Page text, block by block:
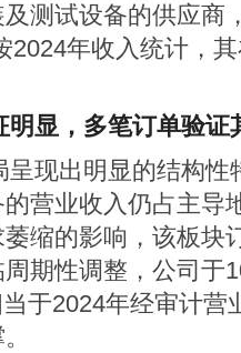
测试设备的供应商
2024年收入统计，
明显，多笔订单验证
呈现出明显的结构
营业收入仍占主导
缩的影响，该板块
期性调整，公司于
于2024年经审计营